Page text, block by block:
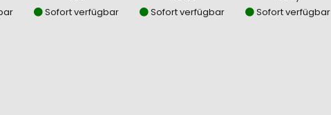
Sofort verfügbar Sofort verfügbar Sofort verfügbar